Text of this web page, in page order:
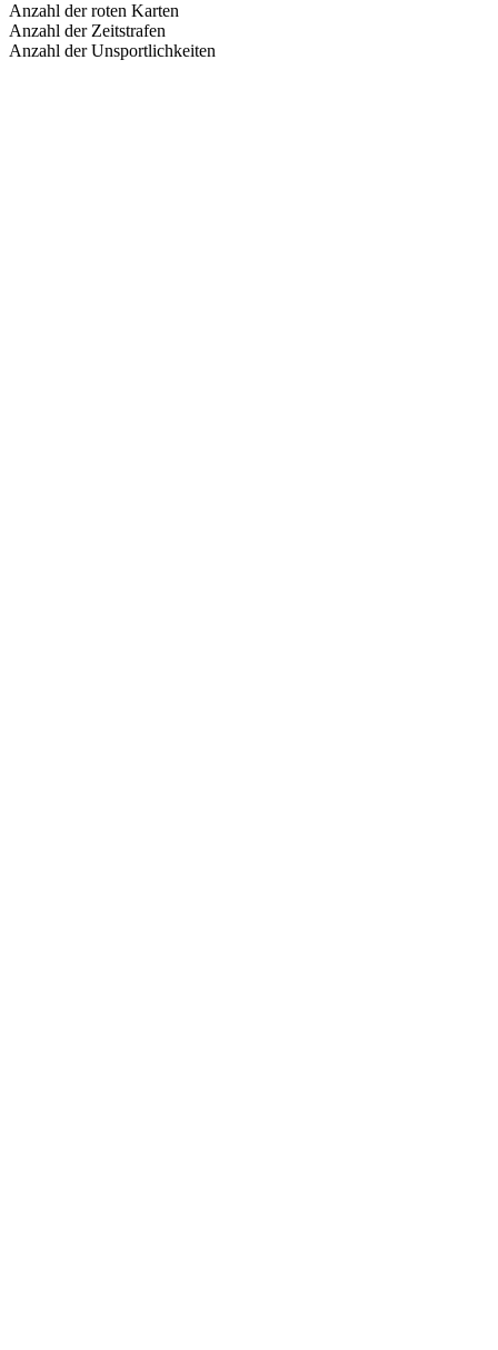
Anzahl der roten Karten
Anzahl der Zeitstrafen
Anzahl der Unsportlichkeiten